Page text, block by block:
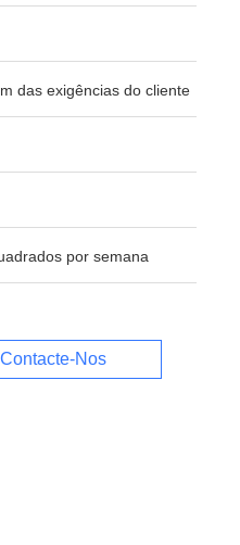
das exigências do cliente
por semana
Contacte-Nos